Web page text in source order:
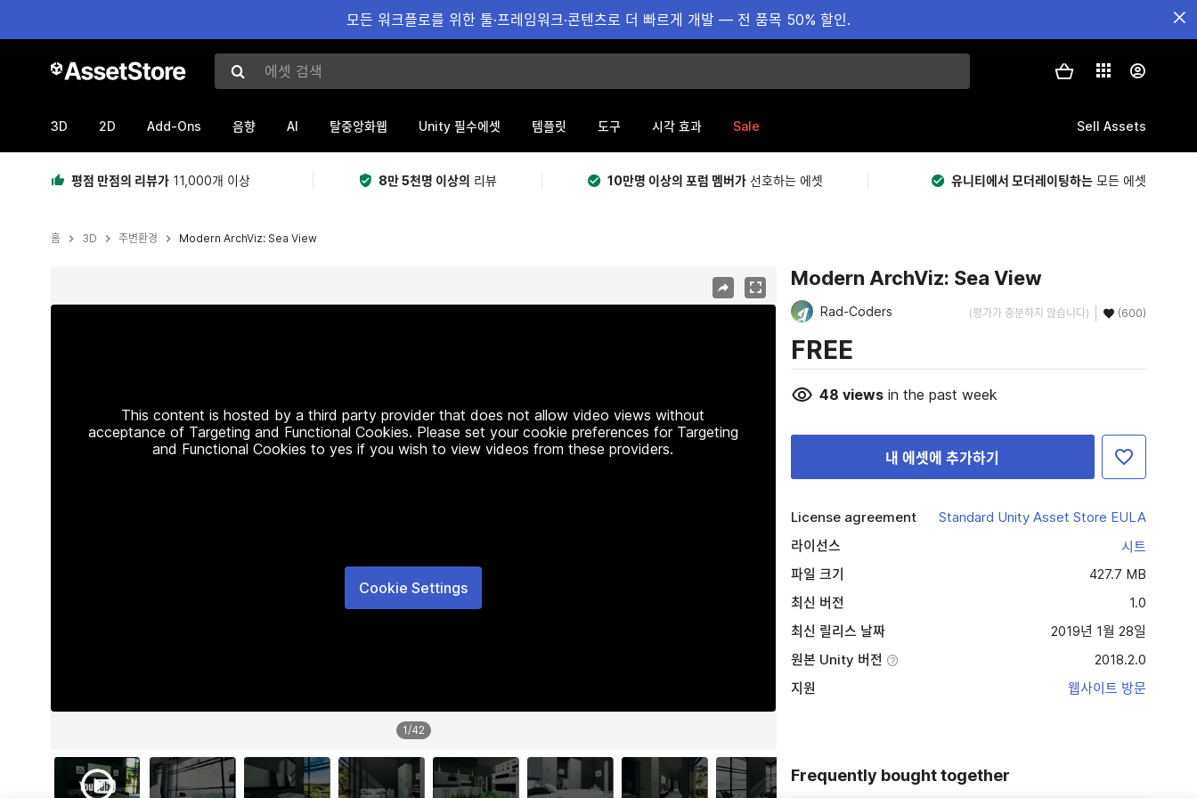
모든 워크플로를 위한 툴·프레임워크·콘텐츠로 더 빠르게 개발 — 전 품목 50% 할인.
에셋 검색
3D 2D Add-Ons 음향 AI 탈중앙화웹 Unity 필수에셋 템플릿 도구 시각 효과 Sale Sell Assets
평점 만점의 리뷰가 11,000개 이상 8만 5천명 이상의 리뷰 10만명 이상의 포럼 멤버가 선호하는 에셋 유니티에서 모더레이팅하는 모든 에셋
홈 3D 주변환경 Modern ArchViz: Sea View
This content is hosted by a third party provider that does not allow video views without
acceptance of Targeting and Functional Cookies. Please set your cookie preferences for Targeting
and Functional Cookies to yes if you wish to view videos from these providers.
Cookie Settings
1/42
Modern ArchViz: Sea View
Rad-Coders (평가가 충분하지 않습니다) (600)
FREE
48 viewsin the past week
내 에셋에 추가하기
License agreement
Standard Unity Asset Store EULA
라이선스
시트
파일 크기
427.7 MB
최신 버전
1.0
최신 릴리스 날짜
2019년 1월 28일
원본 Unity 버전
2018.2.0
지원
웹사이트 방문
Frequently bought together